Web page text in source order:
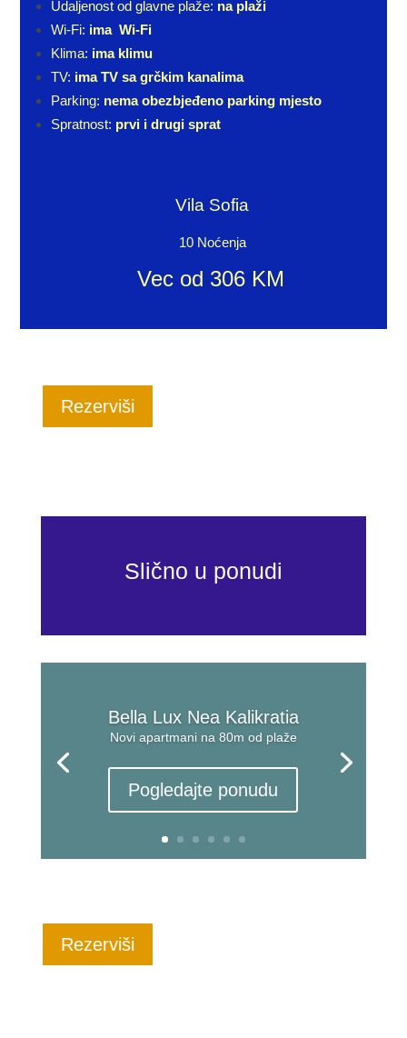
Udaljenost od glavne plaže: na plaži
Wi-Fi: ima Wi-Fi
Klima: ima klimu
TV: ima TV sa grčkim kanalima
Parking: nema obezbjeđeno parking mjesto
Spratnost: prvi i drugi sprat
Vila Sofia
10 Noćenja
Vec od 306 KM
Rezerviši
Slično u ponudi
Bella Lux Nea Kalikratia
Novi apartmani na 80m od plaže
Pogledajte ponudu
Rezerviši